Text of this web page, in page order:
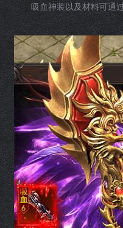
吸血神装以及材料可通过